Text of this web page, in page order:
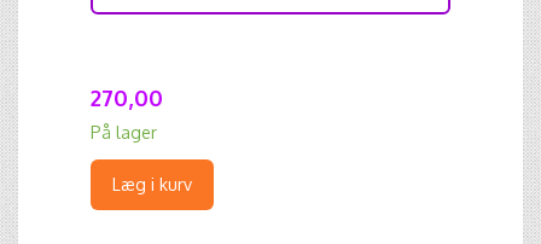
270,00
På lager
Læg i kurv